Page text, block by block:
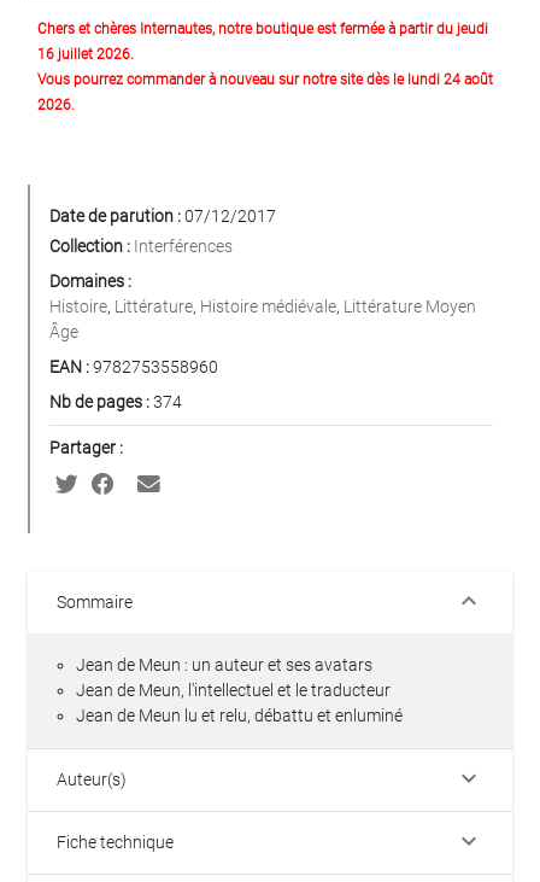
Chers et chères Internautes, notre boutique est fermée à partir du jeudi
16 juillet 2026.
Vous pourrez commander à nouveau sur notre site dès le lundi 24 août
2026.
Date de parution :07/12/2017
Collection : Interférences
Domaines :
Histoire, Littérature, Histoire médiévale, Littérature Moyen
Âge
EAN :9782753558960
Nb de pages :374
Partager :
Sommaire keyboard_arrow_down
Jean de Meun : un auteur et ses avatars
Jean de Meun, l'intellectuel et le traducteur
Jean de Meun lu et relu, débattu et enluminé
Auteur(s) keyboard_arrow_down
Fiche technique keyboard_arrow_down